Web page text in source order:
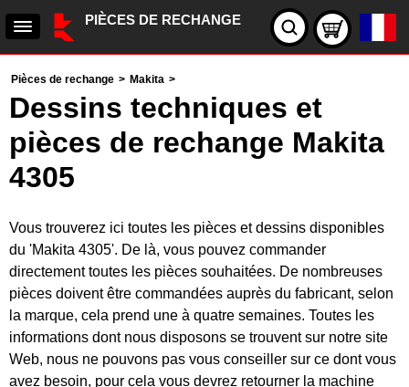
PIÈCES DE RECHANGE
Pièces de rechange > Makita >
Dessins techniques et
pièces de rechange Makita
4305
Vous trouverez ici toutes les pièces et dessins disponibles
du 'Makita 4305'. De là, vous pouvez commander
directement toutes les pièces souhaitées. De nombreuses
pièces doivent être commandées auprès du fabricant, selon
la marque, cela prend une à quatre semaines. Toutes les
informations dont nous disposons se trouvent sur notre site
Web, nous ne pouvons pas vous conseiller sur ce dont vous
avez besoin, pour cela vous devrez retourner la machine